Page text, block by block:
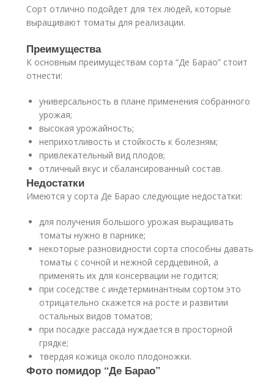
Сорт отлично подойдет для тех людей, которые
выращивают томаты для реализации.
Преимущества
К основным преимуществам сорта “Де Барао” стоит
отнести:
универсальность в плане применения собранного
урожая;
высокая урожайность;
неприхотливость и стойкость к болезням;
привлекательный вид плодов;
отличный вкус и сбалансированный состав.
Недостатки
Имеются у сорта Де Барао следующие недостатки:
для получения большого урожая выращивать
томаты нужно в парнике;
некоторые разновидности сорта способны давать
томаты с сочной и нежной сердцевиной, а
применять их для консервации не годится;
при соседстве с индетерминантным сортом это
отрицательно скажется на росте и развитии
остальных видов томатов;
при посадке рассада нуждается в просторной
грядке;
твердая кожица около плодоножки.
Фото помидор “Де Барао”